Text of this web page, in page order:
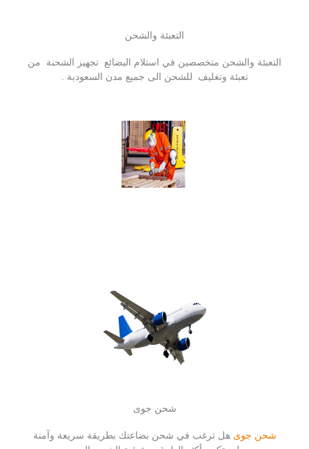
التعبئة والشحن
التعبئة والشحن متخصصين في استلام البضائع تجهيز الشحنة من
تعبئة وتغليف للشحن الى جميع مدن السعودبة .
شحن جوى
شحن جوى هل ترغب في شحن بضاعتك بطريقة سريعة وآمنة